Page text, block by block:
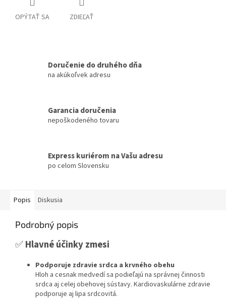
OPÝTAŤ SA ZDIEĽAŤ
Doručenie do druhého dňa
na akúkoľvek adresu
Garancia doručenia
nepoškodeného tovaru
Express kuriérom na Vašu adresu
po celom Slovensku
Popis Diskusia
Podrobný popis
✅Hlavné účinky zmesi
Podporuje zdravie srdca a krvného obehu
Hloh a cesnak medvedí sa podieľajú na správnej činnosti
srdca aj celej obehovej sústavy. Kardiovaskulárne zdravie
podporuje aj lipa srdcovitá.